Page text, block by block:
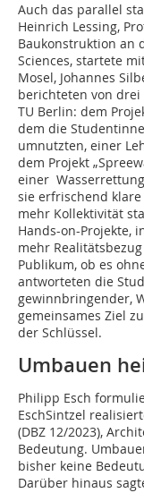
Auch das parallel
Heinrich Lessing,
Baukonstruktion an
Sciences, startete
Mosel, Johannes
berichteten von
TU Berlin: dem
dem die
umnutzten, einer
dem Projekt
einer
sie erfrischend
mehr Kollektivität
Hands-on-Projekte,
mehr
Publikum, ob es
antworteten die
gewinnbringender,
gemeinsames Ziel
der Schlüssel.
Umbauen
Philipp Esch
EschSintzel
(DBZ 12/2023),
Bedeutung.
bisher keine
Darüber hinaus